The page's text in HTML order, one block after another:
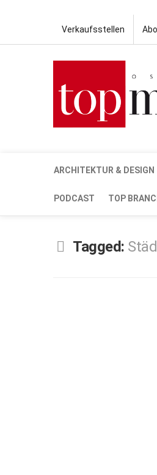
Verkaufsstellen
ARCHITEKTUR & DESIGN
PODCAST TOP
Tagged: